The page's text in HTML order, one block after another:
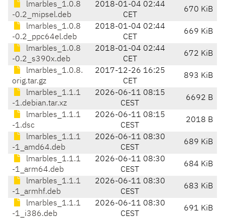
lmarbles_1.0.8
-0.2_mipsel.deb
2018-01-04 02:44
CET
670 KiB
lmarbles_1.0.8
-0.2_ppc64el.deb
2018-01-04 02:44
CET
669 KiB
lmarbles_1.0.8
-0.2_s390x.deb
2018-01-04 02:44
CET
672 KiB
lmarbles_1.0.8.
orig.tar.gz
2017-12-26 16:25
CET
893 KiB
lmarbles_1.1.1
-1.debian.tar.xz
2026-06-11 08:15
CEST
6692 B
lmarbles_1.1.1
-1.dsc
2026-06-11 08:15
CEST
2018 B
lmarbles_1.1.1
-1_amd64.deb
2026-06-11 08:30
CEST
689 KiB
lmarbles_1.1.1
-1_arm64.deb
2026-06-11 08:30
CEST
684 KiB
lmarbles_1.1.1
-1_armhf.deb
2026-06-11 08:30
CEST
683 KiB
lmarbles_1.1.1
-1_i386.deb
2026-06-11 08:30
CEST
691 KiB